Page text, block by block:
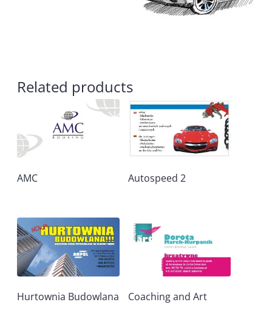
Related products
AMC Autospeed 2
Hurtownia Budowlana Coaching and Art